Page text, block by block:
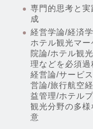
専門的思考と
成
経営学論/経済
ホテル観光マ
院論/ホテル観
理などを必須過
経営論/サービ
営論/旅行航空
益管理/ホテル
観光分野の多
意